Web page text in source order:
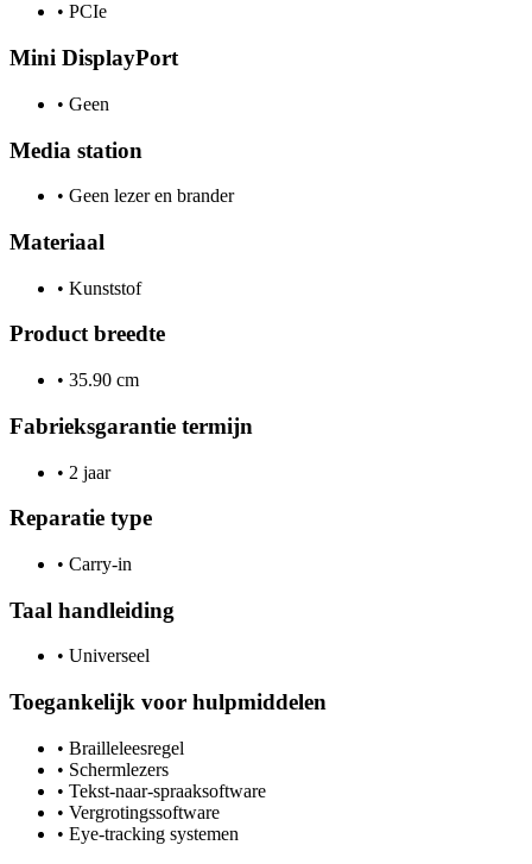
• PCIe
Mini DisplayPort
• Geen
Media station
• Geen lezer en brander
Materiaal
• Kunststof
Product breedte
• 35.90 cm
Fabrieksgarantie termijn
• 2 jaar
Reparatie type
• Carry-in
Taal handleiding
• Universeel
Toegankelijk voor hulpmiddelen
• Brailleleesregel
• Schermlezers
• Tekst-naar-spraaksoftware
• Vergrotingssoftware
• Eye-tracking systemen